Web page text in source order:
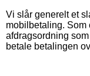
Vi slår generelt et
mobilbetaling. Som
afdragsordning
betale betalingen